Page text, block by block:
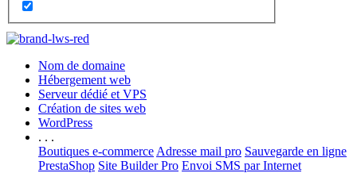
Nom de domaine
Hébergement web
Serveur dédié et VPS
Création de sites web
WordPress
. . .
Boutiques e-commerce Adresse mail pro Sauvegarde en ligne
PrestaShop Site Builder Pro Envoi SMS par Internet